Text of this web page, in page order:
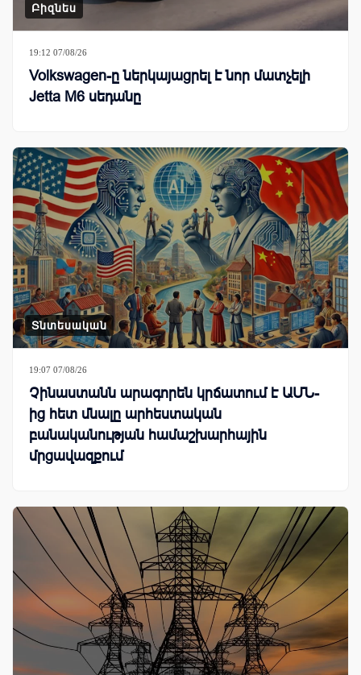
Բիզնես
19:12 07/08/26
Volkswagen-ը ներկայացրել է նոր մատչելի
Jetta M6 սեդանը
Տնտեսական
19:07 07/08/26
Չինաստանն արագորեն կրճատում է ԱՄՆ-
ից հետ մնալը արհեստական
բանականության համաշխարհային
մրցավազքում